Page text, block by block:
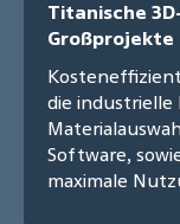
Titanische
Großprojekte
die
Software,
maximale